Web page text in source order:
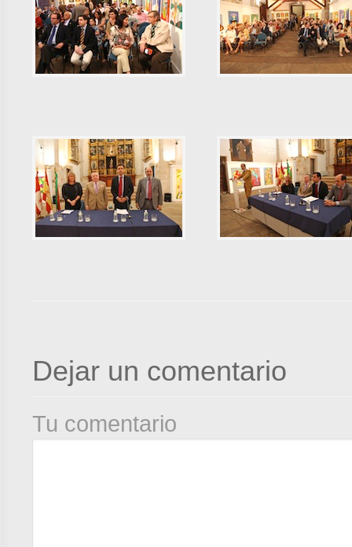
Dejar un comentario
Tu comentario